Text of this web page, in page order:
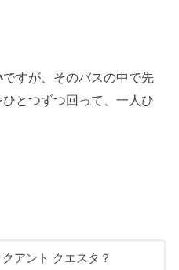
ですが、そのバスの中で先
とつずつ回って、一人ひ
アント クエスタ？